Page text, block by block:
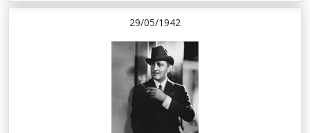
29/05/1942